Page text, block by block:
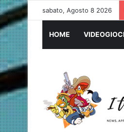
sabato, Agosto 8 2026
HOME